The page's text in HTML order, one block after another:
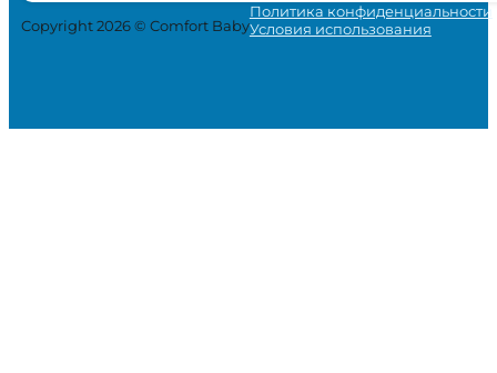
Copyright 2026 © Comfort Baby
Политика конфиденциальности
Условия использования